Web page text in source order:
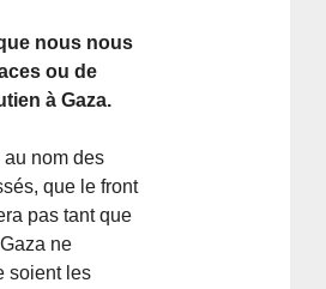
nous nous
ou de
à Gaza.
au nom des
que le front
pas tant que
ne
soient les